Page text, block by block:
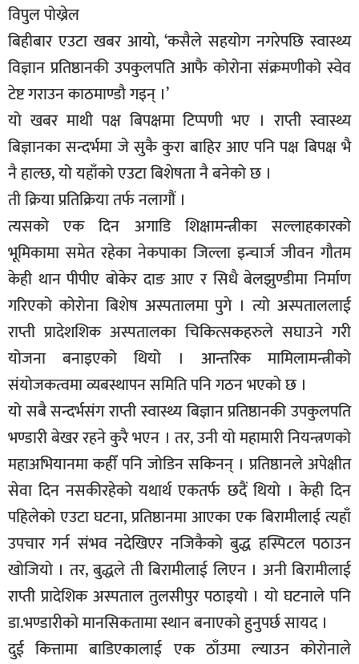
बिचार
कुराकानी
जीवनशैली
साहित्य
सूचना-
प्रवधि
विपुल पोख्रेल
बिहीबार एउटा खबर आयो, ‘कसैले सहयोग नगरेपछि स्वास्थ्य
विज्ञान प्रतिष्ठानकी उपकुलपति आफै कोरोना संक्रमणीको स्वेव
टेष्ट गराउन काठमाण्डौ गइन् ।’
यो खबर माथी पक्ष बिपक्षमा टिप्पणी भए । राप्ती स्वास्थ्य
बिज्ञानका सन्दर्भमा जे सुकै कुरा बाहिर आए पनि पक्ष बिपक्ष भै
नै हाल्छ, यो यहाँको एउटा बिशेषता नै बनेको छ ।
ती क्रिया प्रतिक्रिया तर्फ नलागौं ।
त्यसको एक दिन अगाडि शिक्षामन्त्रीका सल्लाहकारको
भूमिकामा समेत रहेका नेकपाका जिल्ला इन्चार्ज जीवन गौतम
केही थान पीपीए बोकेर दाङ आए र सिधै बेलझुण्डीमा निर्माण
गरिएको कोरोना बिशेष अस्पतालमा पुगे । त्यो अस्पताललाई
राप्ती प्रादेशशिक अस्पतालका चिकित्सकहरुले सघाउने गरी
योजना बनाइएको थियो । आन्तरिक मामिलामन्त्रीको
संयोजकत्वमा व्यबस्थापन समिति पनि गठन भएको छ ।
यो सबै सन्दर्भसंग राप्ती स्वास्थ्य बिज्ञान प्रतिष्ठानकी उपकुलपति
भण्डारी बेखर रहने कुरै भएन । तर, उनी यो महामारी नियन्त्रणको
महाअभियानमा कहीँ पनि जोडिन सकिनन् । प्रतिष्ठानले अपेक्षीत
सेवा दिन नसकीरहेको यथार्थ एकतर्फ छदैं थियो । केही दिन
पहिलेको एउटा घटना, प्रतिष्ठानमा आएका एक बिरामीलाई त्यहाँ
उपचार गर्न संभव नदेखिएर नजिकैको बुद्ध हस्पिटल पठाउन
खोजियो । तर, बुद्धले ती बिरामीलाई लिएन । अनी बिरामीलाई
राप्ती प्रादेशिक अस्पताल तुलसीपुर पठाइयो । यो घटनाले पनि
डा.भण्डारीको मानसिकतामा स्थान बनाएको हुनुपर्छ सायद ।
दुई कित्तामा बाडिएकालाई एक ठाँउमा ल्याउन कोरोनाले